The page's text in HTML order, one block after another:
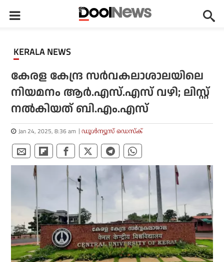
KERALA NEWS
കേരള കേന്ദ്ര സർവകലാശാലയിലെ
നിയമനം ആർ.എസ്.എസ് വഴി; ലിസ്റ്റ്
നൽകിയത് ബി.എം.എസ്
Jan 24, 2025, 8:36 am ഡൂള്‍ന്യൂസ് ഡെസ്‌ക്